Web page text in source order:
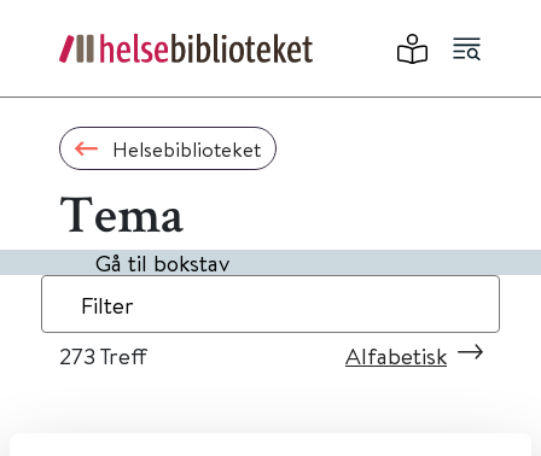
Helsebiblioteket
Tema
Gå til bokstav
Filter
273 Treff Alfabetisk